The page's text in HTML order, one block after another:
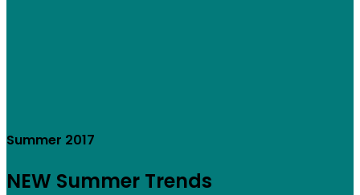
Summer 2017
NEW Summer Trends